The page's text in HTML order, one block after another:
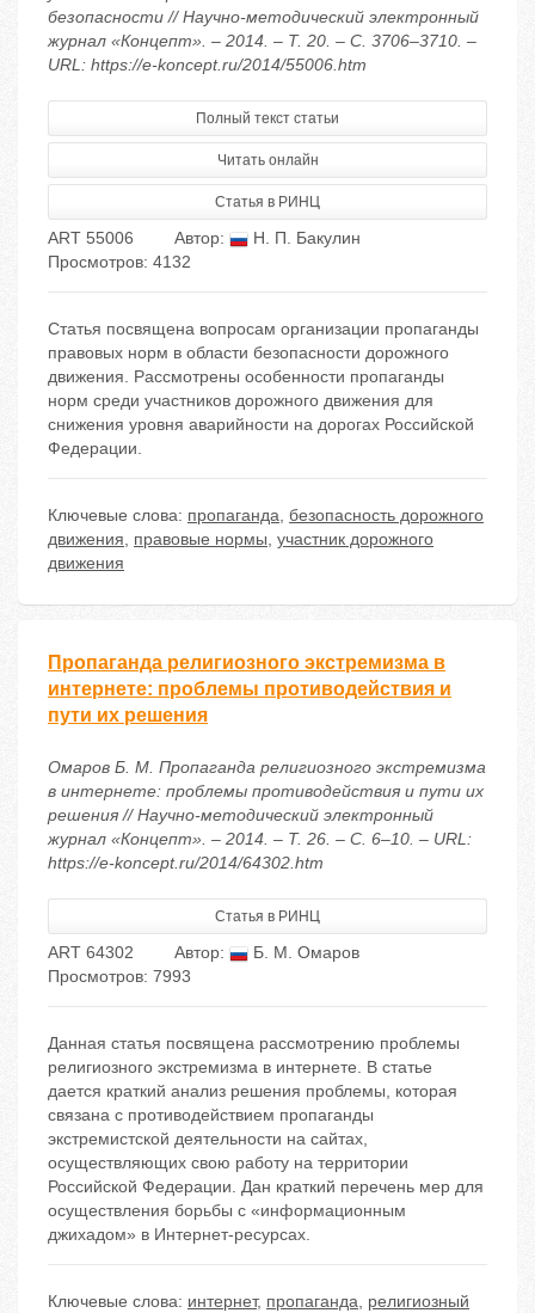
безопасности // Научно-методический электронный
журнал «Концепт». – 2014. – Т. 20. – С. 3706–3710. –
URL: https://e-koncept.ru/2014/55006.htm
Полный текст статьи
Читать онлайн
Статья в РИНЦ
ART 55006 Автор:
Н. П. Бакулин
Просмотров: 4132
Статья посвящена вопросам организации пропаганды
правовых норм в области безопасности дорожного
движения. Рассмотрены особенности пропаганды
норм среди участников дорожного движения для
снижения уровня аварийности на дорогах Российской
Федерации.
Ключевые слова: пропаганда, безопасность дорожного
движения, правовые нормы, участник дорожного
движения
Пропаганда религиозного экстремизма в
интернете: проблемы противодействия и
пути их решения
Омаров Б. М. Пропаганда религиозного экстремизма
в интернете: проблемы противодействия и пути их
решения // Научно-методический электронный
журнал «Концепт». – 2014. – Т. 26. – С. 6–10. – URL:
https://e-koncept.ru/2014/64302.htm
Статья в РИНЦ
ART 64302 Автор:
Б. М. Омаров
Просмотров: 7993
Данная статья посвящена рассмотрению проблемы
религиозного экстремизма в интернете. В статье
дается краткий анализ решения проблемы, которая
связана с противодействием пропаганды
экстремистской деятельности на сайтах,
осуществляющих свою работу на территории
Российской Федерации. Дан краткий перечень мер для
осуществления борьбы с «информационным
джихадом» в Интернет-ресурсах.
Ключевые слова: интернет, пропаганда, религиозный